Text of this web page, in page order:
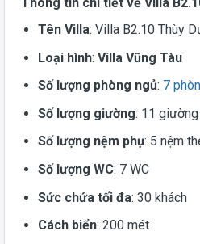
Tên Villa: Villa B2.10 Thùy
Loại hình: Villa Vũng Tàu
Số lượng phòng ngủ: 7
Số lượng giường: 11 giường
Số lượng nệm phụ: 5 nệm
Số lượng WC: 7 WC
Sức chứa tối đa: 30 khách
Cách biển: 200 mét